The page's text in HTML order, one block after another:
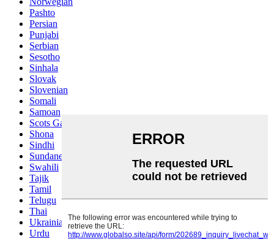
Pashto
Persian
Punjabi
Serbian
Sesotho
Sinhala
Slovak
Slovenian
Somali
Samoan
Scots Gaelic
Shona
Sindhi
Sundanese
Swahili
Tajik
Tamil
Telugu
Thai
Ukrainian
Urdu